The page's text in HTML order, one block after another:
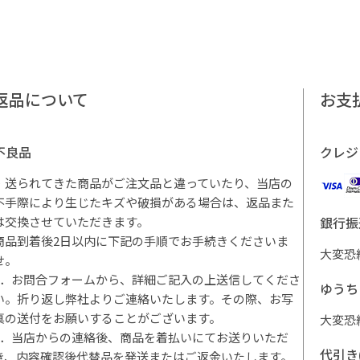
品について
良品
送られてきた商品がご注文品と違っていたり、当店の
手際により生じたキズや破損がある場合は、返品また
交換させていただきます。
品到着後2日以内に下記の手順でお手続きくださいま
お問合フォームから、詳細ご記入の上送信してくださ
。折り返し弊社よりご連絡いたします。その際、お写
の送付をお願いすることがございます。
当店からの連絡後、商品を着払いにてお送りいただ
、内容確認後代替品を発送またはご返金いたします。
お支
クレ
銀行
大変
ゆう
大変
代引